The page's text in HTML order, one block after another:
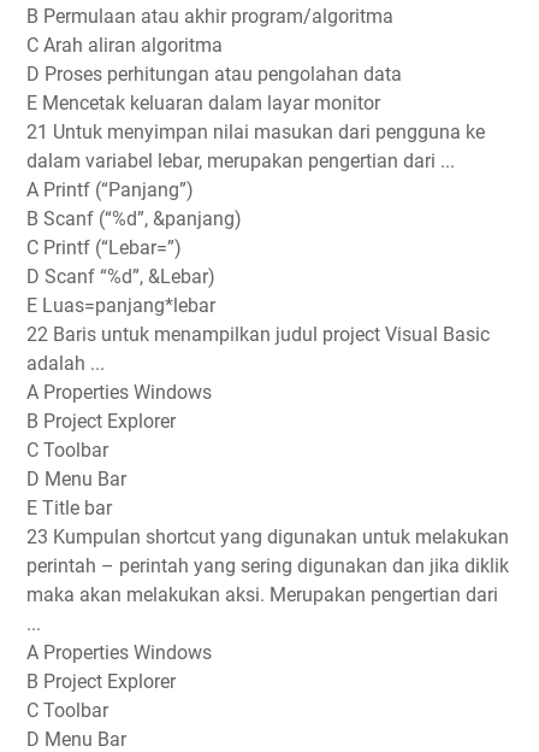
B Permulaan atau akhir program/algoritma
C Arah aliran algoritma
D Proses perhitungan atau pengolahan data
E Mencetak keluaran dalam layar monitor
21 Untuk menyimpan nilai masukan dari pengguna ke
dalam variabel lebar, merupakan pengertian dari ...
A Printf (“Panjang”)
B Scanf (“%d”, &panjang)
C Printf (“Lebar=”)
D Scanf “%d”, &Lebar)
E Luas=panjang*lebar
22 Baris untuk menampilkan judul project Visual Basic
adalah ...
A Properties Windows
B Project Explorer
C Toolbar
D Menu Bar
E Title bar
23 Kumpulan shortcut yang digunakan untuk melakukan
perintah – perintah yang sering digunakan dan jika diklik
maka akan melakukan aksi. Merupakan pengertian dari
...
A Properties Windows
B Project Explorer
C Toolbar
D Menu Bar